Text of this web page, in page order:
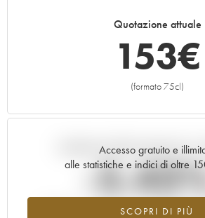
Quotazione attuale
153€
(formato 75cl)
Accesso gratuito e
alle statistiche e indici di oltre
SCOPRI DI PIÙ
Andamento della quotazione in
-
Tendenza al ribasso per il valore